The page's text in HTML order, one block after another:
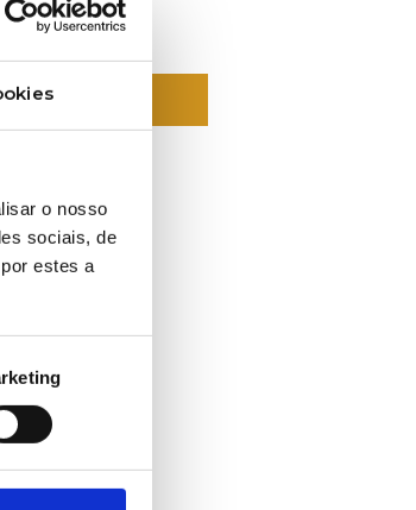
o nosso
sociais, de
estes a
ESTE PRODUTO?